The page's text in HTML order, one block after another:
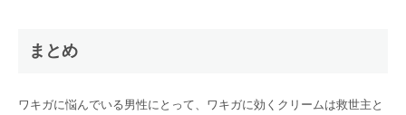
まとめ
ワキガに悩んでいる男性にとって、ワキガに効くクリームは救世主と